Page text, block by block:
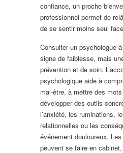
confiance, un proche
professionnel permet de
de se sentir moins seul
Consulter un psychologue
signe de faiblesse, mais
prévention et de soin.
psychologique aide à
mal-être, à mettre des
développer des outils
l’anxiété, les ruminations,
relationnelles ou les
événement douloureux.
peuvent se faire en